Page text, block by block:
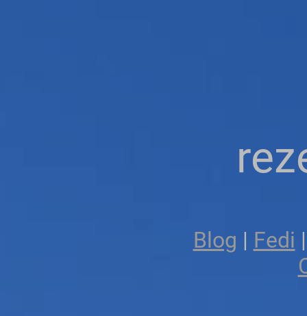
Blog | Fedi